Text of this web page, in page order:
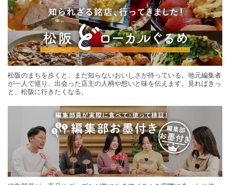
松阪のまちを歩くと、まだ知らないおいしさが待っている。地元編集者
が一人で巡り、出会った店主の人柄や想いと味を伝えます。見ればきっ
と、松阪に行きたくなる。